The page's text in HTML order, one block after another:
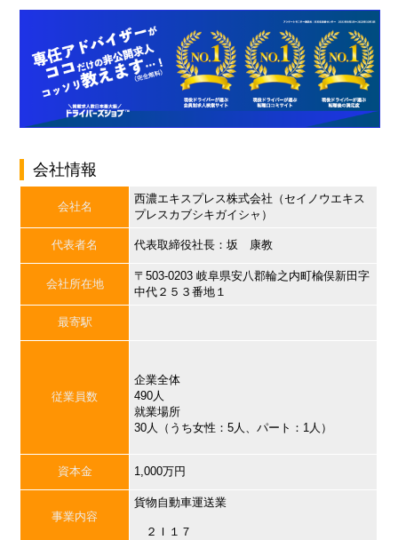
会社情報
会社名
西濃エキスプレス株式会社（セイノウエキス
プレスカブシキガイシャ）
代表者名 代表取締役社長：坂 康教
会社所在地
〒503-0203 岐阜県安八郡輪之内町楡俣新田字
中代２５３番地１
最寄駅
従業員数
企業全体
490人
就業場所
30人（うち女性：5人、パート：1人）
資本金 1,000万円
事業内容
貨物自動車運送業
２Ｉ１７